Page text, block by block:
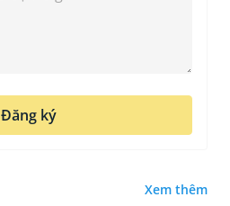
Đăng ký
Xem thêm